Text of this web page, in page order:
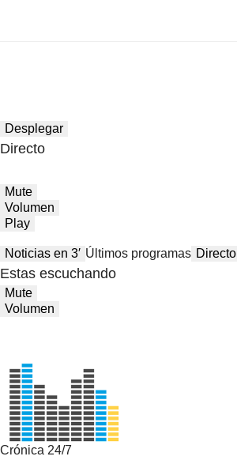
Desplegar
Directo
Mute
Volumen
Play
Noticias en 3′ Últimos programas Directo
Estas escuchando
Mute
Volumen
Crónica 24/7